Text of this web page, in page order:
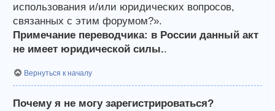
использования и/или юридических вопросов,
связанных с этим форумом?».
Примечание переводчика: в России данный акт
не имеет юридической силы..
Вернуться к началу
Почему я не могу зарегистрироваться?